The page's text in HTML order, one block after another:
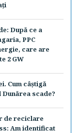
După ce a
PPC
care are
2 GW
Cum câştigă
scade?
de reciclare
Am identificat